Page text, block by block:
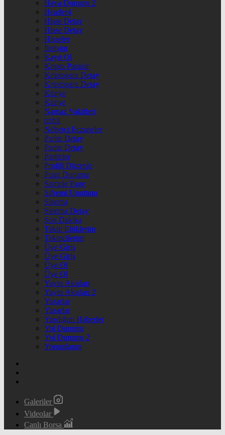
Hava Durumu 2
Header4
Hisse Detay
Hisse Detay
Hisseler
İletişim
Kayıt Ol
Kripto Paralar
Kriptopara Detay
Kriptopara Detay
Künye
Künye
Namaz Vakitleri
nnbil
Nöbetçi Eczaneler
Parite Detay
Parite Detay
Pariteler
Profili Düzenle
Puan Durumu
Sample Page
Şifremi Unuttum
Sinema
Sinema Detay
Son Dakika
Takip Ettiklerim
Takipçilerim
Üye Giriş
Üye Giriş
Üye Ol
Üye Ol
Yayın Akışları
Yayın Akışları 2
Yazarlar
Yazarlar
Yazdığım Haberler
Yol Durumu
Yol Durumu 2
Yorumlarım
Galeriler
Videolar
Canlı Borsa